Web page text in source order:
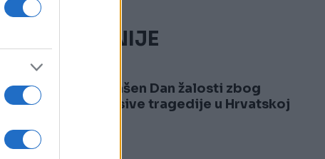
NAJČITANIJE
1
Proglašen Dan žalosti zbog
neopisive tragedije u Hrvatskoj